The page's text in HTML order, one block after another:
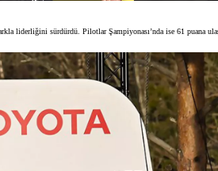
liderliğini sürdürdü. Pilotlar Şampiyonası’nda ise 61 puana